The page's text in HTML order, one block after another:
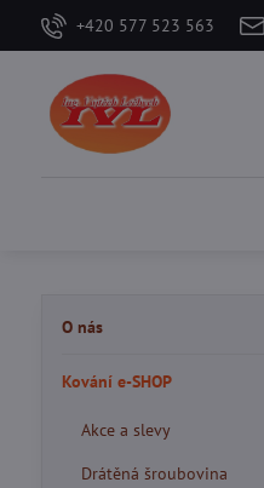
+420 577 523 563
O nás
Kování e-SHOP
Akce a slevy
Drátěná šroubovina